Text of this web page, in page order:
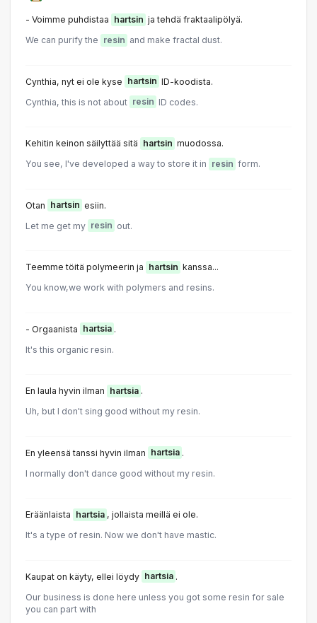
- Voimme puhdistaa hartsin ja tehdä fraktaalipölyä.
We can purify the resin and make fractal dust.
Cynthia, nyt ei ole kyse hartsin ID-koodista.
Cynthia, this is not about resin ID codes.
Kehitin keinon säilyttää sitä hartsin muodossa.
You see, I've developed a way to store it in resin form.
Otan hartsin esiin.
Let me get my resin out.
Teemme töitä polymeerin ja hartsin kanssa...
You know,we work with polymers and resins.
- Orgaanista hartsia .
It's this organic resin.
En laula hyvin ilman hartsia .
Uh, but I don't sing good without my resin.
En yleensä tanssi hyvin ilman hartsia .
I normally don't dance good without my resin.
Eräänlaista hartsia , jollaista meillä ei ole.
It's a type of resin. Now we don't have mastic.
Kaupat on käyty, ellei löydy hartsia .
Our business is done here unless you got some resin for sale
you can part with